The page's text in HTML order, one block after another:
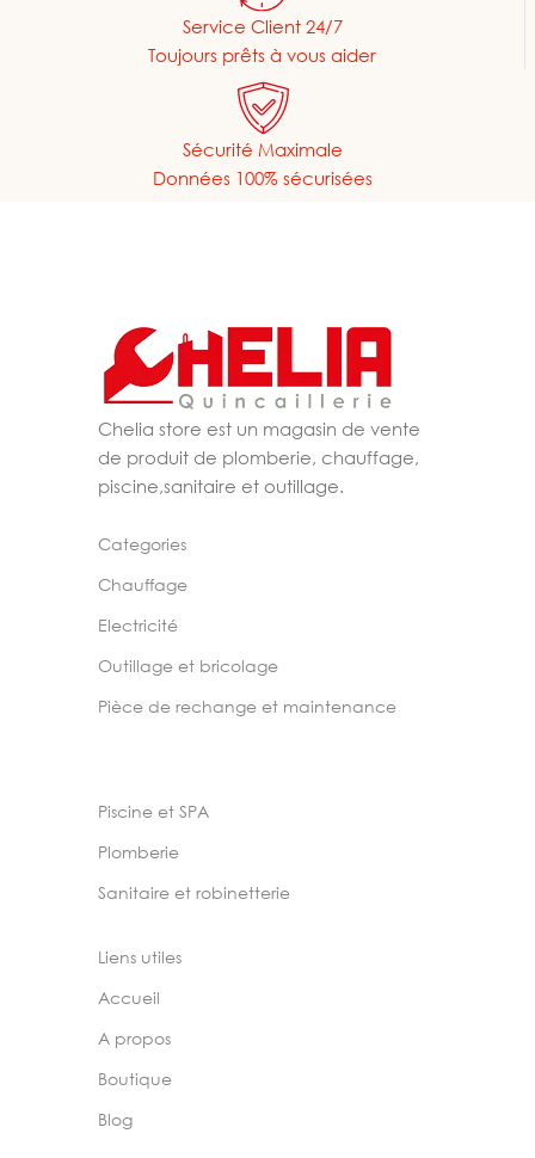
Service Client 24/7
Toujours prêts à vous aider
Sécurité Maximale
Données 100% sécurisées
Chelia store est un magasin de vente
de produit de plomberie, chauffage,
piscine,sanitaire et outillage.
Categories
Chauffage
Electricité
Outillage et bricolage
Pièce de rechange et maintenance
Piscine et SPA
Plomberie
Sanitaire et robinetterie
Liens utiles
Accueil
A propos
Boutique
Blog